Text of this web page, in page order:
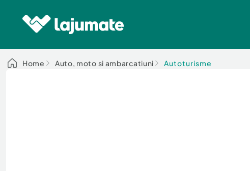
Home Auto, moto si ambarcatiuni Autoturisme